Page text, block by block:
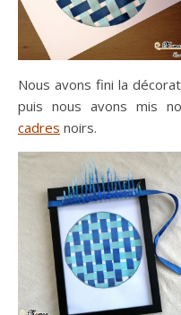
Nous avons fini la
puis nous avons mis
cadres noirs.